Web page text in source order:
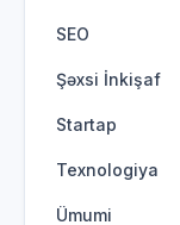
SEO
Şəxsi İnkişaf
Startap
Texnologiya
Ümumi